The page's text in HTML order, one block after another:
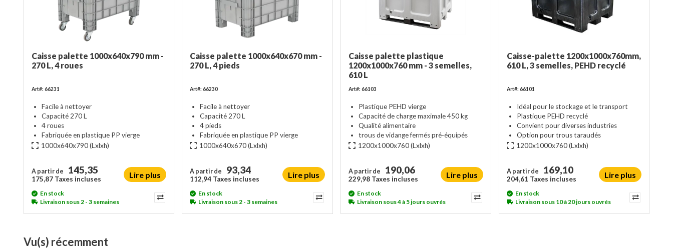
Caisse palette 1000x640x790 mm -
270 L, 4 roues
Art#: 66231
Facile à nettoyer
Capacité 270 L
4 roues
Fabriquée en plastique PP vierge
1000x640x790(Lxlxh)
A partir de 145,35
175,87 Taxes incluses Lire plus
En stock
Livraison sous 2 - 3 semaines
Caisse palette 1000x640x670 mm -
270 L, 4 pieds
Art#: 66230
Facile à nettoyer
Capacité 270 L
4 pieds
Fabriquée en plastique PP vierge
1000x640x670(Lxlxh)
A partir de 93,34
112,94 Taxes incluses Lire plus
En stock
Livraison sous 2 - 3 semaines
Caisse palette plastique
1200x1000x760 mm - 3 semelles,
610 L
Art#: 66103
Plastique PEHD vierge
Capacité de charge maximale 450 kg
Qualité alimentaire
trous de vidange fermés pré-équipés
1200x1000x760(Lxlxh)
A partir de 190,06
229,98 Taxes incluses Lire plus
En stock
Livraison sous 4 à 5 jours ouvrés
Caisse-palette 1200x1000x760mm,
610 L, 3 semelles, PEHD recyclé
Art#: 66101
Idéal pour le stockage et le transport
Plastique PEHD recyclé
Convient pour diverses industries
Option pour trous taraudés
1200x1000x760(Lxlxh)
A partir de 169,10
204,61 Taxes incluses Lire plus
En stock
Livraison sous 10 à 20 jours ouvrés
Vu(s) récemment